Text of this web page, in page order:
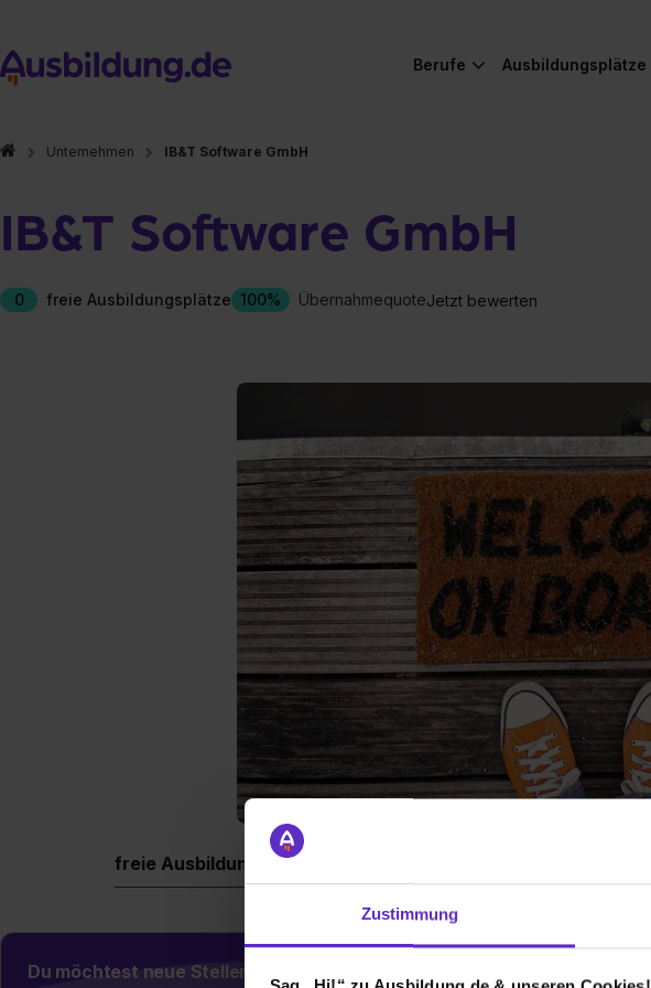
Zustimmung
Berufe Ausbildungsplätze
Unternehmen IB&T Software GmbH
IB&T Software GmbH
0 freie Ausbildungsplätze 100% ÜbernahmequoteJetzt bewerten
freie Ausbildungsplätze
Du möchtest neue Stellen automatisch zugeschickt bekommen?